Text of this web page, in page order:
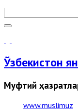
Ўзбекистон
Муфтий
www.muslimuz